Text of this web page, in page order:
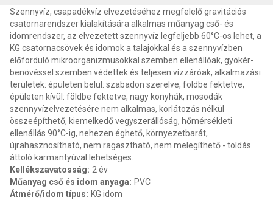
Szennyvíz, csapadékvíz elvezetéséhez megfelelő gravitációs
csatornarendszer kialakítására alkalmas műanyag cső- és
idomrendszer, az elvezetett szennyvíz legfeljebb 60°C-os lehet, a
KG csatornacsövek és idomok a talajokkal és a szennyvízben
előforduló mikroorganizmusokkal szemben ellenállóak, gyökér-
benövéssel szemben védettek és teljesen vízzáróak, alkalmazási
területek: épületen belül: szabadon szerelve, földbe fektetve,
épületen kívül: földbe fektetve, nagy konyhák, mosodák
szennyvízelvezetésére nem alkalmas, korlátozás nélkül
összeépíthető, kiemelkedő vegyszerállóság, hőmérsékleti
ellenállás 90°C-ig, nehezen éghető, környezetbarát,
újrahasznosítható, nem ragasztható, nem melegíthető - toldás
áttoló karmantyúval lehetséges.
Kellékszavatosság: 2 év
Műanyag cső és idom anyaga: PVC
Átmérő/idom típus: KG idom